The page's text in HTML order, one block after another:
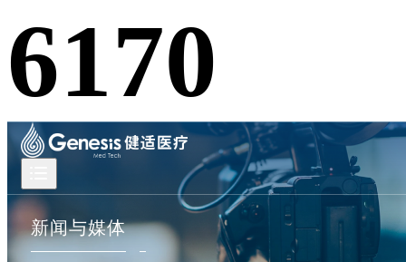
6170
新闻与媒体